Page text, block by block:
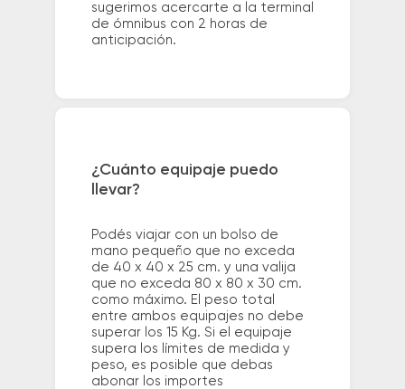
sugerimos acercarte a la terminal
de ómnibus con 2 horas de
anticipación.
¿Cuánto equipaje puedo
llevar?
Podés viajar con un bolso de
mano pequeño que no exceda
de 40 x 40 x 25 cm. y una valija
que no exceda 80 x 80 x 30 cm.
como máximo. El peso total
entre ambos equipajes no debe
superar los 15 Kg. Si el equipaje
supera los límites de medida y
peso, es posible que debas
abonar los importes